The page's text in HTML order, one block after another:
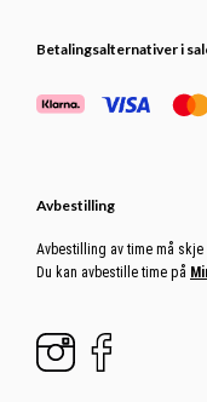
Betalingsalternativer i
Avbestilling
Avbestilling av time må
Du kan avbestille time på